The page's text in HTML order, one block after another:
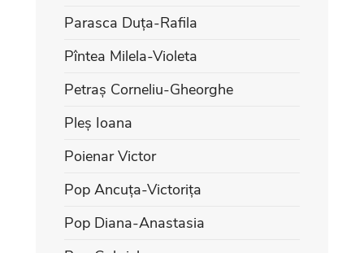
Parasca Duța-Rafila
Pîntea Milela-Violeta
Petraș Corneliu-Gheorghe
Pleș Ioana
Poienar Victor
Pop Ancuța-Victorița
Pop Diana-Anastasia